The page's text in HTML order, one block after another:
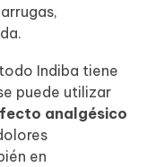
Indiba tiene
puede utilizar
analgésico
en